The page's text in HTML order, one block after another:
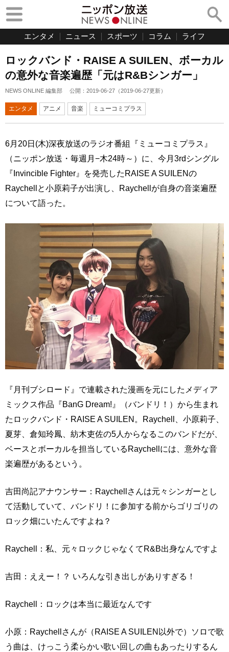
エンタメ ニュース スポーツ コラム ライフ
ロックバンド・RAISE A SUILEN、ボーカル
の意外な音楽遍歴「元はR&Bシンガー」
NEWS ONLINE 編集部 公開： 2019-06-27 （2019-06-27更新）
エンタメ アニメ 音楽 ミューコミプラス
6月20日(木)深夜放送のラジオ番組『ミューコミプラス』
（ニッポン放送・毎週月−木24時～）に、今月3rdシングル
『Invincible Fighter』を発売したRAISE A SUILENの
Raychellと小原莉子が出演し、Raychellが自身の音楽遍歴
について語った。
『月刊ブシロード』で連載された漫画を元にしたメディア
ミックス作品『BanG Dream!』（バンドリ！）から生まれ
たロックバンド・RAISE A SUILEN。Raychell、小原莉子、
夏芽、倉知玲鳳、紡木吏佐の5人からなるこのバンドだが、
ベースとボーカルを担当しているRaychellには、意外な音
楽遍歴があるという。
吉田尚記アナウンサー：Raychellさんは元々シンガーとし
て活動していて、バンドリ！に参加する前からゴリゴリの
ロック畑にいたんですよね？
Raychell：私、元々ロックじゃなくてR&B出身なんですよ
吉田：ええー！？ いろんな引き出しがありすぎる！
Raychell：ロックは本当に最近なんです
小原：Raychellさんが（RAISE A SUILEN以外で）ソロで歌
う曲は、けっこう柔らかい歌い回しの曲もあったりするん